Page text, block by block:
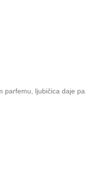
ljubičica daje